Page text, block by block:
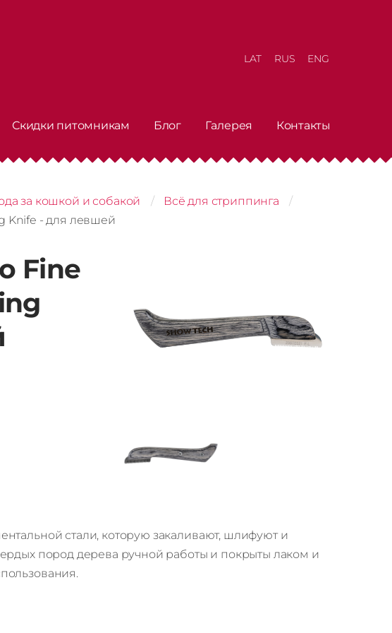
Скидки питомникам Блог Галерея Контакты
LAT RUS ENG
за кошкой и собакой
Всё для стриппинга
Knife - для левшей
Fine
стали, которую закаливают, шлифуют и
пород дерева ручной работы и покрыты лаком и